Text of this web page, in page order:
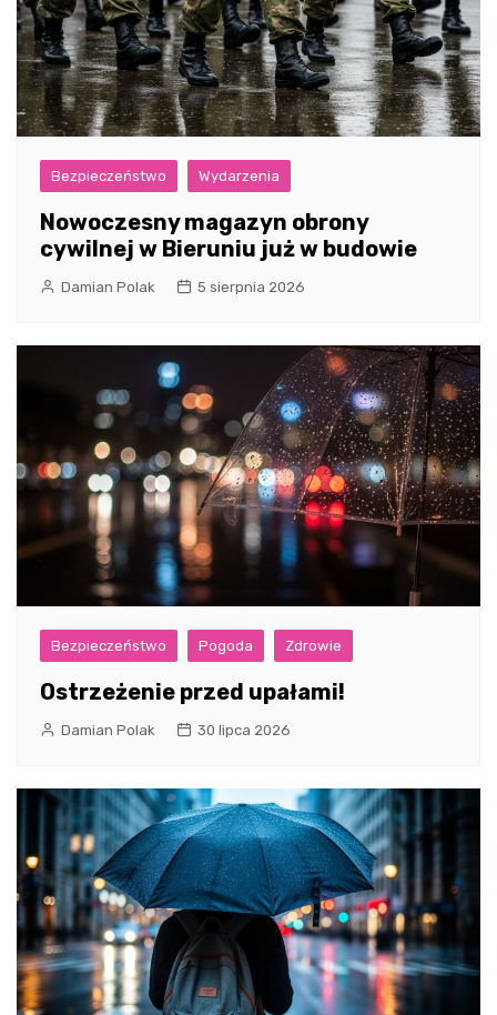
Bezpieczeństwo Wydarzenia
Nowoczesny magazyn obrony
cywilnej w Bieruniu już w budowie
Damian Polak 5 sierpnia 2026
Bezpieczeństwo Pogoda Zdrowie
Ostrzeżenie przed upałami!
Damian Polak 30 lipca 2026